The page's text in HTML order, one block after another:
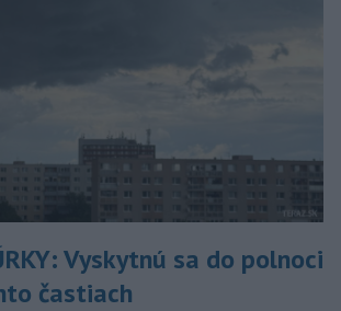
Vyskytnú sa do polnoci
častiach